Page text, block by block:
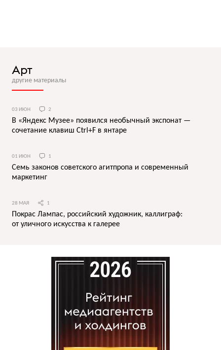
Арт
другие материалы
03 ИЮН 2
В «Яндекс Музее» появился необычный экспонат —
сочетание клавиш Ctrl+F в янтаре
01 ИЮН 1
Семь законов советского агитпропа и современный
маркетинг
28 МАЯ 1
Покрас Лампас, российский художник, каллиграф:
от уличного искусства к галерее